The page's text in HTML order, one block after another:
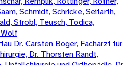
Schmidt, Schricke, Seifarth,
Strobl, Teusch, Todica,
Dr. Carsten Boger, Facharzt für
Dr. Thorsten Randt,